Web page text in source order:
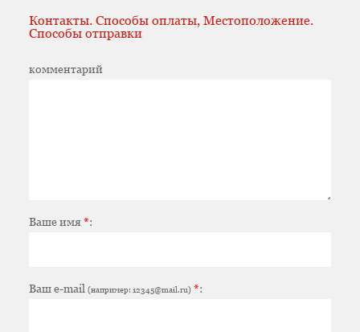
Контакты. Способы оплаты, Местоположение.
Способы отправки
комментарий
Ваше имя*:
Ваш e-mail (например: 12345@mail.ru) *: